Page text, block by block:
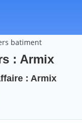
batiment
: Armix
: Armix